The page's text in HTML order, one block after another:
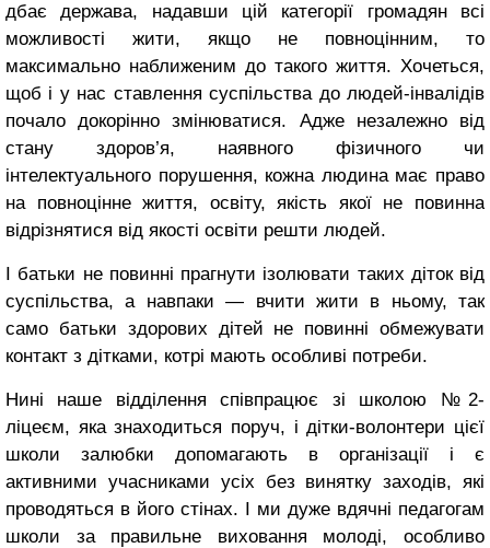
дбає держава, надавши цій категорії громадян всі
можливості жити, якщо не повноцінним, то
максимально наближеним до такого життя. Хочеться,
щоб і у нас ставлення суспільства до людей-інвалідів
почало докорінно змінюватися. Адже незалежно від
стану здоров’я, наявного фізичного чи
інтелектуального порушення, кожна людина має право
на повноцінне життя, освіту, якість якої не повинна
відрізнятися від якості освіти решти людей.
І батьки не повинні прагнути ізолювати таких діток від
суспільства, а навпаки ― вчити жити в ньому, так
само батьки здорових дітей не повинні обмежувати
контакт з дітками, котрі мають особливі потреби.
Нині наше відділення співпрацює зі школою №2-
ліцеєм, яка знаходиться поруч, і дітки-волонтери цієї
школи залюбки допомагають в організації і є
активними учасниками усіх без винятку заходів, які
проводяться в його стінах. І ми дуже вдячні педагогам
школи за правильне виховання молоді, особливо